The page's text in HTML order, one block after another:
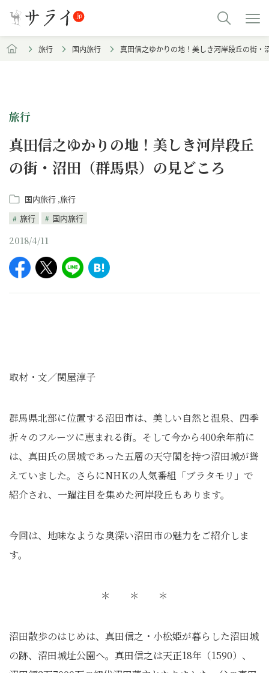
旅行 国内旅行 真田信之ゆかりの地！美しき河岸段丘の街・
旅行
真田信之ゆかりの地！美しき河岸段丘
の街・沼田（群馬県）の見どころ
国内旅行 旅行
旅行
国内旅行
2018/4/11
取材・文／関屋淳子
群馬県北部に位置する沼田市は、美しい自然と温泉、四季
折々のフルーツに恵まれる街。そして今から400余年前に
は、真田氏の居城であった五層の天守閣を持つ沼田城が聳
えていました。さらにNHKの人気番組「ブラタモリ」で
紹介され、一躍注目を集めた河岸段丘もあります。
今回は、地味なような奥深い沼田市の魅力をご紹介しま
す。
＊ ＊ ＊
沼田散歩のはじめは、真田信之・小松姫が暮らした沼田城
の跡、沼田城址公園へ。真田信之は天正18年（1590）、